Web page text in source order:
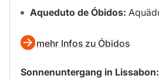
Aqueduto de Óbidos:
mehr Infos zu Óbidos
Sonnenuntergang in Lissabon: